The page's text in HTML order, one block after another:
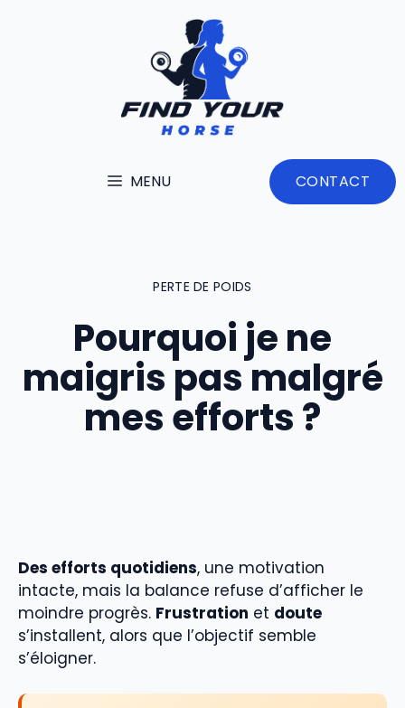
MENU CONTACT
PERTE DE POIDS
Pourquoi je ne
maigris pas malgré
mes efforts ?
Des efforts quotidiens, une motivation
intacte, mais la balance refuse d’afficher le
moindre progrès. Frustration et doute
s’installent, alors que l’objectif semble
s’éloigner.